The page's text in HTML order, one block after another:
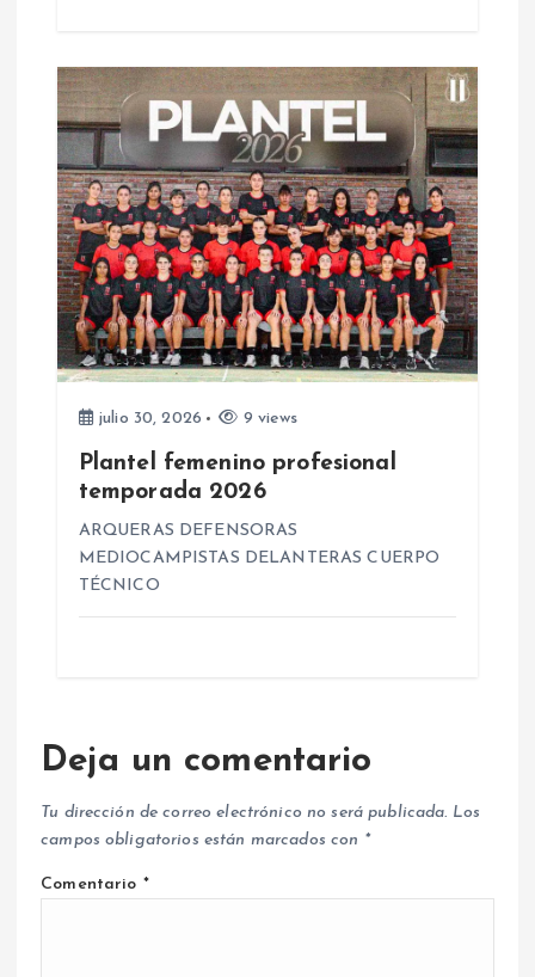
a
d
a
s
julio 30, 2026 9 views
Plantel femenino profesional
temporada 2026
ARQUERAS DEFENSORAS
MEDIOCAMPISTAS DELANTERAS CUERPO
TÉCNICO
Deja un comentario
Tu dirección de correo electrónico no será publicada. Los
campos obligatorios están marcados con *
Comentario *